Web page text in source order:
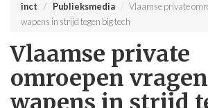
inct Publieksmedia
Vlaamse private
wapens in strijd tegen big tech
Vlaamse private
omroepen